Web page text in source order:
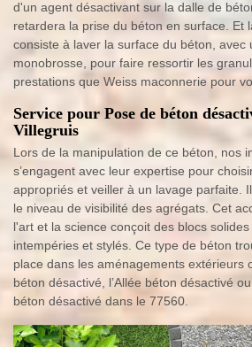
d'un agent désactivant sur la dalle de
retardera la prise du béton en surface. Et
consiste à laver la surface du béton, avec
monobrosse, pour faire ressortir les
prestations que Weiss maconnerie pour
Service pour Pose de béton
Villegruis
Lors de la manipulation de ce béton, nos
s’engagent avec leur expertise pour
appropriés et veiller à un lavage parfaite.
le niveau de visibilité des agrégats. Cet
l'art et la science conçoit des blocs
intempéries et stylés. Ce type de béton
place dans les aménagements extérieurs
béton désactivé, l’Allée béton désactivé
béton désactivé dans le 77560.